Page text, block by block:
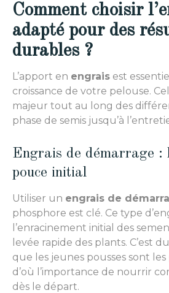
Comment choisir
adapté pour des
durables ?
L’apport en engrais est
croissance de votre pelouse.
majeur tout au long des
phase de semis jusqu’à
Engrais de démarrage :
pouce initial
Utiliser un engrais de
phosphore est clé. Ce type
l’enracinement initial des
levée rapide des plants. C’est
que les jeunes pousses sont
d’où l’importance de nourrir
dès le départ.